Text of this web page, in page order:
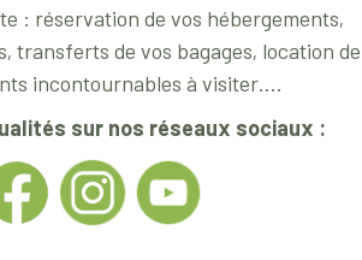
: réservation de vos hébergements,
transferts de vos bagages, location de
incontournables à visiter….
sur nos réseaux sociaux :